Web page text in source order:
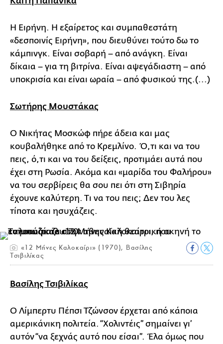
Η Ειρήνη. Η εξαίρετος και συμπαθεστάτη
«δεσποινίς Ειρήνη», που διευθύνει τούτο δω το
κάμπινγκ. Είναι σοβαρή – από ανάγκη. Είναι
δίκαια – για τη βιτρίνα. Είναι αψεγάδιαστη – από
υποκρισία και είναι ωραία – από φυσικού της.(...)
Σωτήρης Μουστάκας
Ο Νικήτας Μοσκώφ πήρε άδεια και μας
κουβαλήθηκε από το Κρεμλίνο. Ό,τι και να του
πεις, ό,τι και να του δείξεις, προτιμάει αυτά που
έχει στη Ρωσία. Ακόμα και «μαρίδα του Φαλήρου»
να του σερβίρεις θα σου πει ότι στη Σιβηρία
έχουνε καλύτερη. Τι να του πεις; Δεν του λες
τίποτα και ησυχάζεις.
«12 Μήνες Καλοκαίρι» (1970), Βασίλης
Τσιβιλίκας
Βασίλης Τσιβιλίκας
Ο Λίμπερτυ Πέπσι Τζώνσον έρχεται από κάποια
αμερικάνικη πολιτεία. “Χολιντέις” σημαίνει γι’
αυτόν “να ξεχνάς αυτό που είσαι”. Έλα όμως που